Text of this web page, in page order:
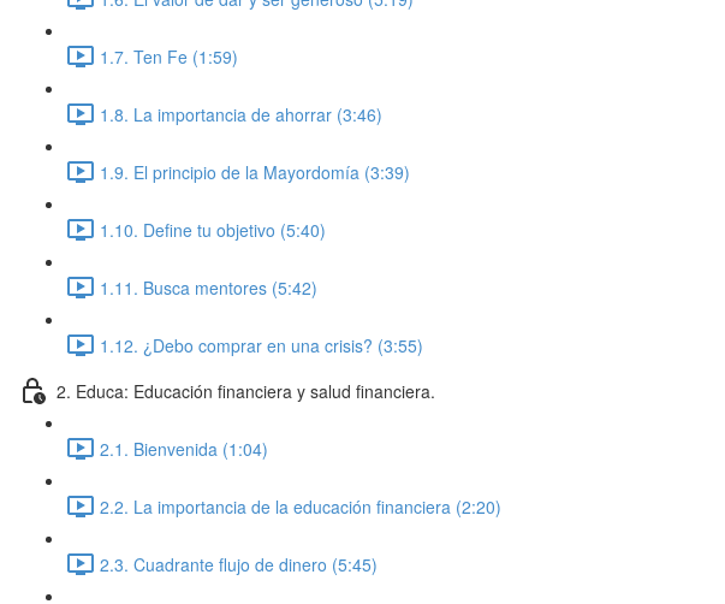
1.7. Ten Fe (1:59)
1.8. La importancia de ahorrar (3:46)
1.9. El principio de la Mayordomía (3:39)
1.10. Define tu objetivo (5:40)
1.11. Busca mentores (5:42)
1.12. ¿Debo comprar en una crisis? (3:55)
2. Educa: Educación financiera y salud financiera.
2.1. Bienvenida (1:04)
2.2. La importancia de la educación financiera (2:20)
2.3. Cuadrante flujo de dinero (5:45)